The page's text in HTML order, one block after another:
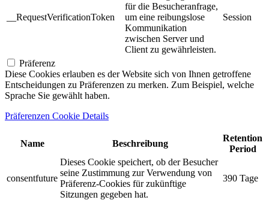
__RequestVerificationToken
für die Besucheranfrage,
um eine reibungslose
Kommunikation
zwischen Server und
Client zu gewährleisten.
Session
Präferenz
Diese Cookies erlauben es der Website sich von Ihnen getroffene
Entscheidungen zu Präferenzen zu merken. Zum Beispiel, welche
Sprache Sie gewählt haben.
Präferenzen Cookie Details
Name Beschreibung
Retention
Period
consentfuture
Dieses Cookie speichert, ob der Besucher
seine Zustimmung zur Verwendung von
Präferenz-Cookies für zukünftige
Sitzungen gegeben hat.
390 Tage